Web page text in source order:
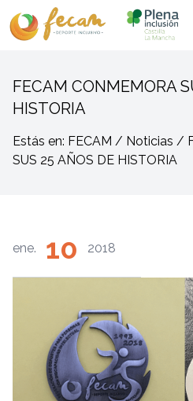
FECAM CONMEMORA
HISTORIA
Estás en: FECAM / Noticias /
SUS 25 AÑOS DE HISTORIA
ene. 10 2018